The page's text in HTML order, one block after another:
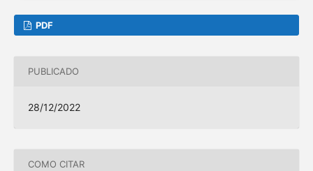
PDF
PUBLICADO
28/12/2022
COMO CITAR